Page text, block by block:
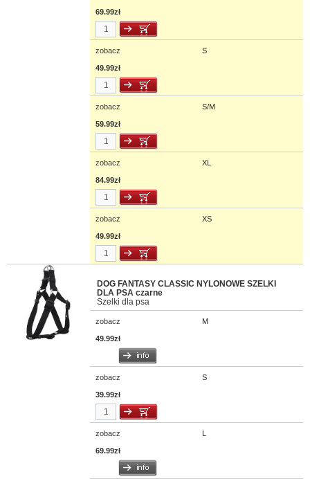
69.99zł
zobacz S
49.99zł
zobacz S/M
59.99zł
zobacz XL
84.99zł
zobacz XS
49.99zł
DOG FANTASY CLASSIC NYLONOWE SZELKI
DLA PSA czarne
Szelki dla psa
zobacz M
49.99zł
zobacz S
39.99zł
zobacz L
69.99zł